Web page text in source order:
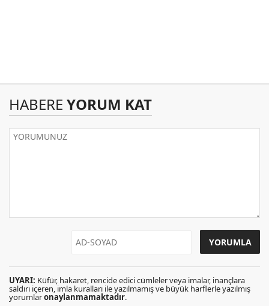
HABERE YORUM KAT
UYARI: Küfür, hakaret, rencide edici cümleler veya imalar, inançlara
saldırı içeren, imla kuralları ile yazılmamış ve büyük harflerle yazılmış
yorumlaronaylanmamaktadır.